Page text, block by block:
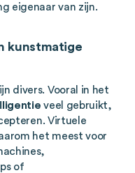
eigenaar van zijn.
kunstmatige
divers. Vooral in het
veel gebruikt,
Virtuele
het meest voor
of